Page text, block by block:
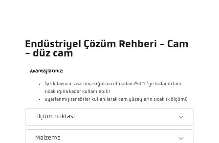
Endüstriyel Çözüm Rehberi - Cam
- düz cam
Avantajlarınız:
Işık kılavuzu tasarımı, soğutma olmadan 250 °C'ye kadar ortam
sıcaklığına kadar kullanılabilir
uyarlanmış sensörler kullanılarak cam yüzeylerin sıcaklık ölçümü
ölçüm noktası
Malzeme